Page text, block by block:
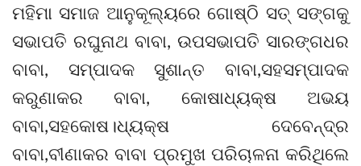
ମହିମା ସମାଜ ଆନୁକୂଲ୍ୟରେ ଗୋଷ୍ଠି ସତ୍ ସଙ୍ଗକୁ
ସଭାପତି ରଘୁନାଥ ବାବା, ଉପସଭାପତି ସାରଙ୍ଗଧର
ବାବା, ସମ୍ପାଦକ ସୁଶାନ୍ତ ବାବା,ସହସମ୍ପାଦକ
କରୁଣାକର ବାବା, କୋଷାଧ୍ୟକ୍ଷ ଅଭୟ
ବାବା,ସହକୋଷ।ଧ୍ୟକ୍ଷ ଦେବେନ୍ଦ୍ର
ବାବା,ବୀଣାକର ବାବା ପ୍ରମୁଖ ପରିଚାଳନା କରିଥିଲେ